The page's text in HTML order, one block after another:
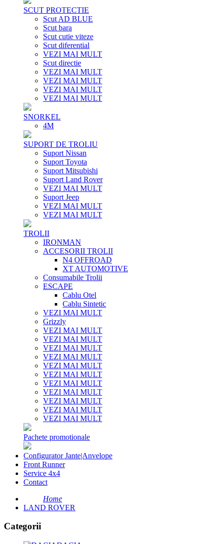
SCUT PROTECTIE
Scut AD BLUE
Scut bara
Scut cutie viteze
Scut diferential
VEZI MAI MULT
Scut directie
VEZI MAI MULT
VEZI MAI MULT
VEZI MAI MULT
VEZI MAI MULT
SNORKEL
4M
SUPORT DE TROLIU
Suport Nissan
Suport Toyota
Suport Mitsubishi
Suport Land Rover
VEZI MAI MULT
Suport Jeep
VEZI MAI MULT
VEZI MAI MULT
TROLII
IRONMAN
ACCESORII TROLII
N4 OFFROAD
XT AUTOMOTIVE
Consumabile Trolii
ESCAPE
Cablu Otel
Cablu Sintetic
VEZI MAI MULT
Grizzly
VEZI MAI MULT
VEZI MAI MULT
VEZI MAI MULT
VEZI MAI MULT
VEZI MAI MULT
VEZI MAI MULT
VEZI MAI MULT
VEZI MAI MULT
VEZI MAI MULT
VEZI MAI MULT
VEZI MAI MULT
Pachete promotionale
Configurator Jante|Anvelope
Front Runner
Service 4x4
Contact
Home
LAND ROVER
Categorii